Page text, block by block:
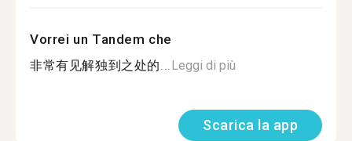
Vorrei un Tandem che
非常有见解独到之处的...Leggi di più
Scarica la app